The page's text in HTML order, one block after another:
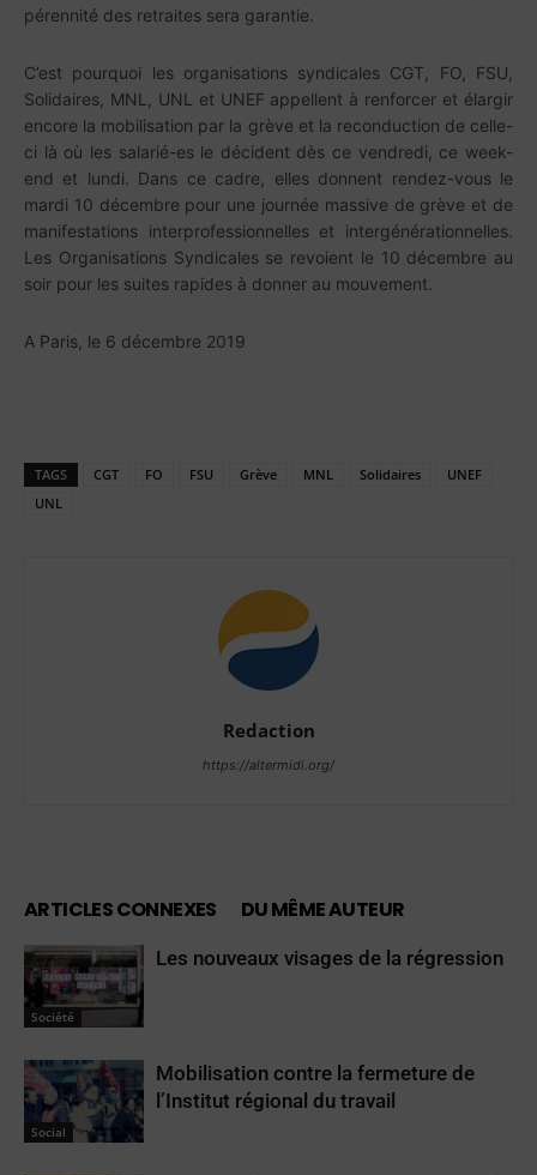
pérennité des retraites sera garantie.
C’est pourquoi les organisations syndicales CGT, FO, FSU,
Solidaires, MNL, UNL et UNEF appellent à renforcer et élargir
encore la mobilisation par la grève et la reconduction de celle-
ci là où les salarié-es le décident dès ce vendredi, ce week-
end et lundi. Dans ce cadre, elles donnent rendez-vous le
mardi 10 décembre pour une journée massive de grève et de
manifestations interprofessionnelles et intergénérationnelles.
Les Organisations Syndicales se revoient le 10 décembre au
soir pour les suites rapides à donner au mouvement.
A Paris, le 6 décembre 2019
TAGS CGT FO FSU Grève MNL Solidaires
UNEF
UNL
Redaction
https://altermidi.org/
ARTICLES CONNEXES DU MÊME AUTEUR
Société
Les nouveaux visages de la régression
Social
Mobilisation contre la fermeture de
l’Institut régional du travail